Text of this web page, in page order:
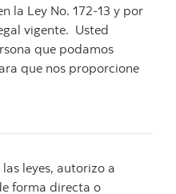
la Ley No. 172-13 y por
vigente. Usted
que podamos
que nos proporcione
leyes, autorizo a
forma directa o